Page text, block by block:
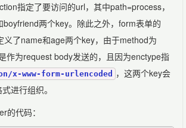
指定了要访问的url，其中path=process，
两个key。除此之外，form表单的
义了name和age两个key，由于method为
作为request body发送的，且因为enctype指
x-www-form-urlencoded
，这两个key会
进行组织。
的代码：